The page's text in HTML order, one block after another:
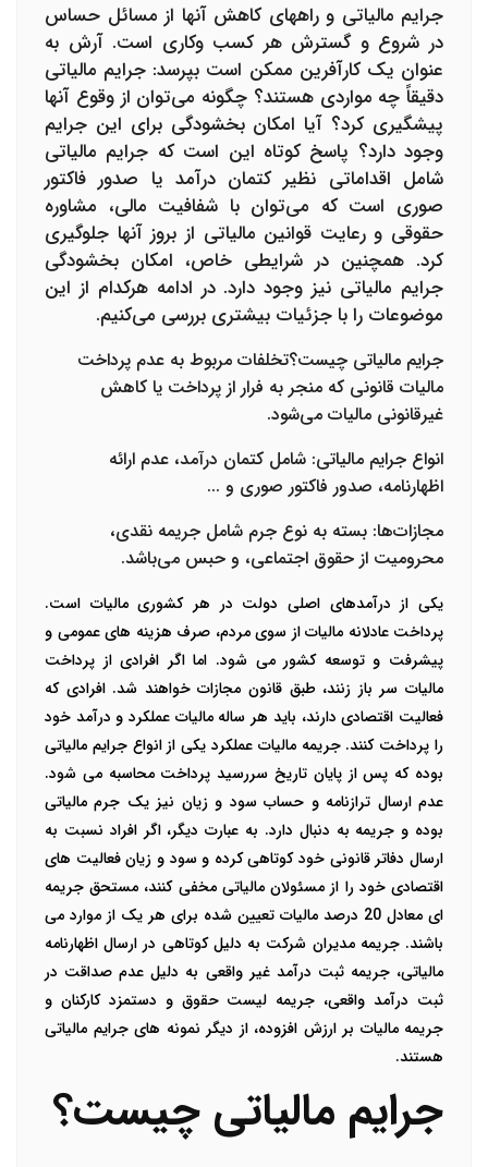
جرایم مالیاتی و راههای کاهش آنها از مسائل حساس
در شروع و گسترش هر کسب‌ وکاری است. آرش به
عنوان یک کارآفرین ممکن است بپرسد: جرایم مالیاتی
دقیقاً چه مواردی هستند؟ چگونه می‌توان از وقوع آنها
پیشگیری کرد؟ آیا امکان بخشودگی برای این جرایم
وجود دارد؟ پاسخ کوتاه این است که جرایم مالیاتی
شامل اقداماتی نظیر کتمان درآمد یا صدور فاکتور
صوری است که می‌توان با شفافیت مالی، مشاوره
حقوقی و رعایت قوانین مالیاتی از بروز آنها جلوگیری
کرد. همچنین در شرایطی خاص، امکان بخشودگی
جرایم مالیاتی نیز وجود دارد. در ادامه هرکدام از این
موضوعات را با جزئیات بیشتری بررسی می‌کنیم.
جرایم مالیاتی چیست؟تخلفات مربوط به عدم پرداخت
مالیات قانونی که منجر به فرار از پرداخت یا کاهش
غیرقانونی مالیات می‌شود.
انواع جرایم مالیاتی: شامل کتمان درآمد، عدم ارائه
اظهارنامه، صدور فاکتور صوری و ...
مجازات‌ها: بسته به نوع جرم شامل جریمه نقدی،
محرومیت از حقوق اجتماعی، و حبس می‌باشد.
یکی از درآمدهای اصلی دولت در هر کشوری مالیات است.
پرداخت عادلانه مالیات از سوی مردم، صرف هزینه های عمومی و
پیشرفت و توسعه کشور می شود. اما اگر افرادی از پرداخت
مالیات سر باز زنند، طبق قانون مجازات خواهند شد. افرادی که
فعالیت اقتصادی دارند، باید هر ساله مالیات عملکرد و درآمد خود
را پرداخت کنند. جریمه مالیات عملکرد یکی از انواع جرایم مالیاتی
بوده که پس از پایان تاریخ سررسید پرداخت محاسبه می شود.
عدم ارسال ترازنامه و حساب سود و زیان نیز یک جرم مالیاتی
بوده و جریمه به دنبال دارد. به عبارت دیگر، اگر افراد نسبت به
ارسال دفاتر قانونی خود کوتاهی کرده و سود و زیان فعالیت های
اقتصادی خود را از مسئولان مالیاتی مخفی کنند، مستحق جریمه
ای معادل 20 درصد مالیات تعیین شده برای هر یک از موارد می
باشند. جریمه مدیران شرکت به دلیل کوتاهی در ارسال اظهارنامه
مالیاتی، جریمه ثبت درآمد غیر واقعی به دلیل عدم صداقت در
ثبت درآمد واقعی، جریمه لیست حقوق و دستمزد کارکنان و
جریمه مالیات بر ارزش افزوده، از دیگر نمونه های جرایم مالیاتی
هستند.
جرایم مالیاتی چیست؟